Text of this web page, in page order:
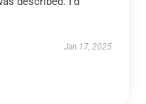
Jan 17, 2025